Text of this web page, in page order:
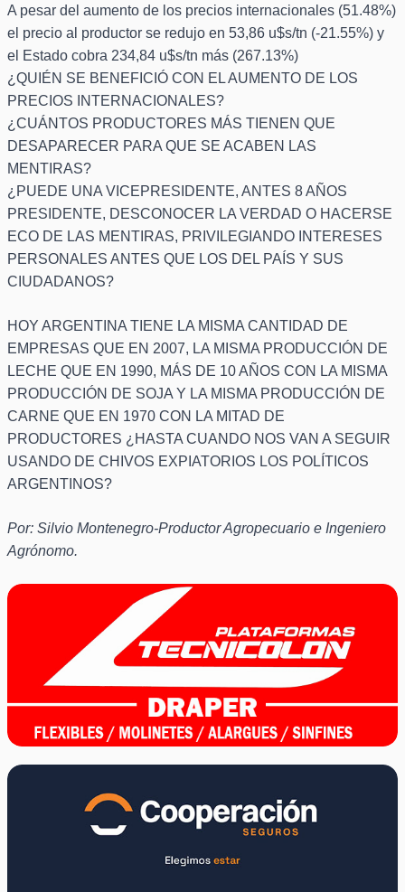
A pesar del aumento de los precios internacionales (51.48%)
el precio al productor se redujo en 53,86 u$s/tn (-21.55%) y
el Estado cobra 234,84 u$s/tn más (267.13%)
¿QUIÉN SE BENEFICIÓ CON EL AUMENTO DE LOS
PRECIOS INTERNACIONALES?
¿CUÁNTOS PRODUCTORES MÁS TIENEN QUE
DESAPARECER PARA QUE SE ACABEN LAS
MENTIRAS?
¿PUEDE UNA VICEPRESIDENTE, ANTES 8 AÑOS
PRESIDENTE, DESCONOCER LA VERDAD O HACERSE
ECO DE LAS MENTIRAS, PRIVILEGIANDO INTERESES
PERSONALES ANTES QUE LOS DEL PAÍS Y SUS
CIUDADANOS?
HOY ARGENTINA TIENE LA MISMA CANTIDAD DE
EMPRESAS QUE EN 2007, LA MISMA PRODUCCIÓN DE
LECHE QUE EN 1990, MÁS DE 10 AÑOS CON LA MISMA
PRODUCCIÓN DE SOJA Y LA MISMA PRODUCCIÓN DE
CARNE QUE EN 1970 CON LA MITAD DE
PRODUCTORES ¿HASTA CUANDO NOS VAN A SEGUIR
USANDO DE CHIVOS EXPIATORIOS LOS POLÍTICOS
ARGENTINOS?
Por: Silvio Montenegro-Productor Agropecuario e Ingeniero
Agrónomo.